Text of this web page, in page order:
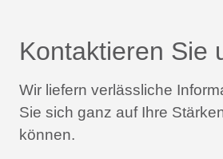
Kontaktieren Sie
Wir liefern verlässliche
Sie sich ganz auf Ihre
können.